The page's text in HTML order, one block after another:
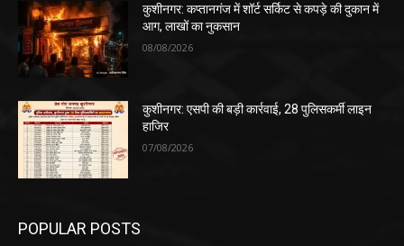
कुशीनगर: कप्तानगंज में शॉर्ट सर्किट से कपड़े की दुकान में
आग, लाखों का नुकसान
08/08/2026
कुशीनगर: एसपी की बड़ी कार्रवाई, 28 पुलिसकर्मी लाइन
हाजिर
07/08/2026
POPULAR POSTS